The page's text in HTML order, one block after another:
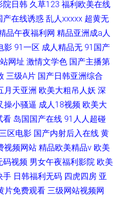
院日韩 久草123 福利欧美在线
产在线诱惑 乱人xxxxx 超黄无
品午夜福利网 精品亚洲成a人
影 91一区 成人精品无 91国产
网址 激情文学色 国产主播第
三级A片 国产日韩亚洲综合
月天亚洲 欧美大粗吊人妖 深
操小骚逼 成人18视频 欧美大
看 岛国国产在线 91人人超碰
区电影 国产内射后入在线 黄
视频网站 精品欧美精品v 欧美
码视频 男女午夜福利影院 欧美
手 日韩福利无码 四虎四房 亚
片免费观看 三级网站视频网